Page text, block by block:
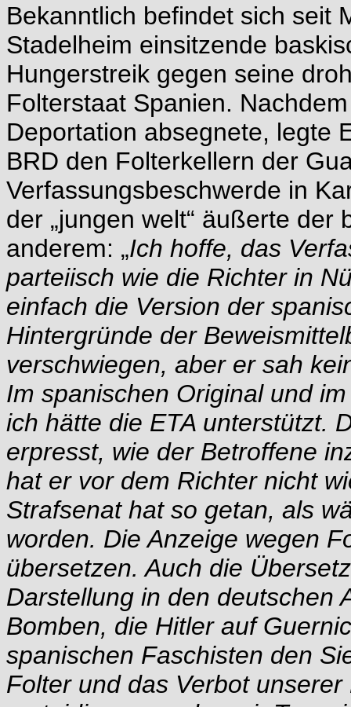
Bekanntlich befindet sich seit
Stadelheim einsitzende
Hungerstreik gegen seine
Folterstaat Spanien.
Deportation absegnete, legte
BRD den Folterkellern der
Verfassungsbeschwerde in
der „jungen welt“ äußerte
anderem: „Ich hoffe, das
parteiisch wie die Richter in
einfach die Version der
Hintergründe der
verschwiegen, aber er sah
Im spanischen Original und
ich hätte die ETA unterstützt.
erpresst, wie der Betroffene
hat er vor dem Richter nicht
Strafsenat hat so getan, als
worden. Die Anzeige wegen
übersetzen. Auch die
Darstellung in den
Bomben, die Hitler auf
spanischen Faschisten den
Folter und das Verbot